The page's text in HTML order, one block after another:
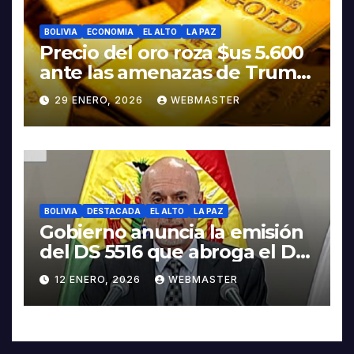
BOLIVIA ECONOMIA EL ALTO LA PAZ
Precio del oro roza $us 5.600
ante las amenazas de Trump
contra Irán
29 ENERO, 2026 WEBMASTER
BOLIVIA DESTACADA EL ALTO LA PAZ
Gobierno anuncia la emisión
del DS 5516 que abroga el DS
5503
12 ENERO, 2026 WEBMASTER